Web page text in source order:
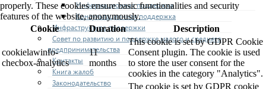
Информационная поддержка
Консультационная поддержка
Инфраструктура поддержки
Совет по развитию и поддержке малого и среднего
предпринимательства
Контакты
Книга жалоб
Законодательство
properly. These cookies ensure basic functionalities and security
features of the website, anonymously.
Cookie
Duration Description
cookielawinfo-
checbox-analytics
11
months
This cookie is set by GDPR Cookie
Consent plugin. The cookie is used
to store the user consent for the
cookies in the category "Analytics".
The cookie is set by GDPR cookie